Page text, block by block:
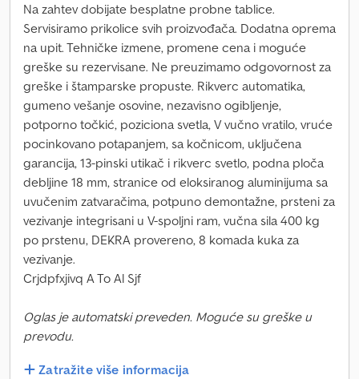
Na zahtev dobijate besplatne probne tablice.
Servisiramo prikolice svih proizvođača. Dodatna oprema
na upit. Tehničke izmene, promene cena i moguće
greške su rezervisane. Ne preuzimamo odgovornost za
greške i štamparske propuste. Rikverc automatika,
gumeno vešanje osovine, nezavisno ogibljenje,
potporno točkić, poziciona svetla, V vučno vratilo, vruće
pocinkovano potapanjem, sa kočnicom, uključena
garancija, 13-pinski utikač i rikverc svetlo, podna ploča
debljine 18 mm, stranice od eloksiranog aluminijuma sa
uvučenim zatvaračima, potpuno demontažne, prsteni za
vezivanje integrisani u V-spoljni ram, vučna sila 400 kg
po prstenu, DEKRA provereno, 8 komada kuka za
vezivanje.
Crjdpfxjivq A To Al Sjf
Oglas je automatski preveden. Moguće su greške u
prevodu.
Zatražite više informacija